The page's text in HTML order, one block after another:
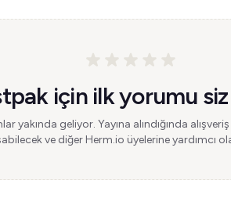
için ilk yorumu siz
yakında geliyor. Yayına alındığında
ve diğer Herm.io üyelerine yardımcı